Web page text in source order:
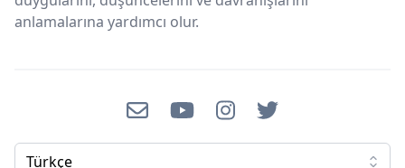
anlamalarına yardımcı olur.
Türkçe
Email YoutubeInstagram
Twitter